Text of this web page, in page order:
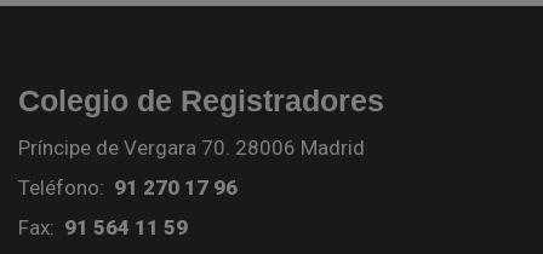
Colegio de Registradores
Príncipe de Vergara 70. 28006 Madrid
Teléfono: 91 270 17 96
Fax: 91 564 11 59